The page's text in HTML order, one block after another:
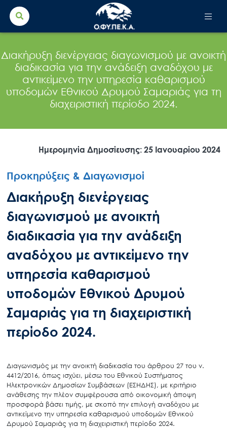
Search
for:
Διακήρυξη διενέργειας διαγωνισμού με ανοικτή
διαδικασία για την ανάδειξη αναδόχου με
αντικείμενο την υπηρεσία καθαρισμού
υποδομών Εθνικού Δρυμού Σαμαριάς για τη
διαχειριστική περίοδο 2024.
Ημερομηνία Δημοσίευσης: 25 Ιανουαρίου 2024
Προκηρύξεις & Διαγωνισμοί
Διακήρυξη διενέργειας
διαγωνισμού με ανοικτή
διαδικασία για την ανάδειξη
αναδόχου με αντικείμενο την
υπηρεσία καθαρισμού
υποδομών Εθνικού Δρυμού
Σαμαριάς για τη διαχειριστική
περίοδο 2024.
Διαγωνισμός με την ανοικτή διαδικασία του άρθρου 27 του ν.
4412/2016, όπως ισχύει, μέσω του Εθνικού Συστήματος
Ηλεκτρονικών Δημοσίων Συμβάσεων (ΕΣΗΔΗΣ), με κριτήριο
ανάθεσης την πλέον συμφέρουσα από οικονομική άποψη
προσφορά βάσει τιμής, με σκοπό την επιλογή αναδόχου με
αντικείμενο την υπηρεσία καθαρισμού υποδομών Εθνικού
Δρυμού Σαμαριάς για τη διαχειριστική περίοδο 2024.